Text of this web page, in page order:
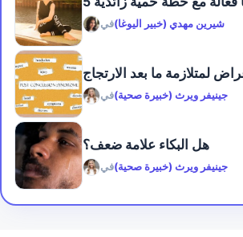
فيشيرين مهدي (خبير اليوغا)
فيجينيفر ويرث (خبيرة صحية)
هل البكاء علامة ضعف؟
فيجينيفر ويرث (خبيرة صحية)